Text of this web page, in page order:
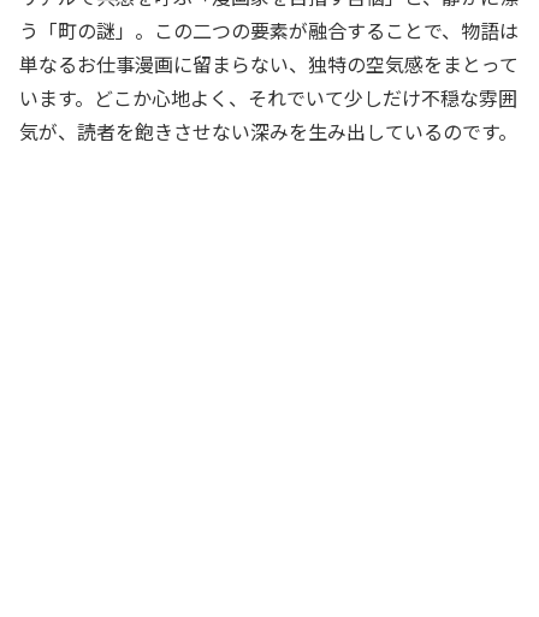
う「町の謎」。この二つの要素が融合することで、物語は
単なるお仕事漫画に留まらない、独特の空気感をまとって
います。どこか心地よく、それでいて少しだけ不穏な雰囲
気が、読者を飽きさせない深みを生み出しているのです。